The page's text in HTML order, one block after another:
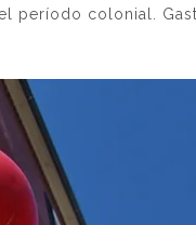
colonial.